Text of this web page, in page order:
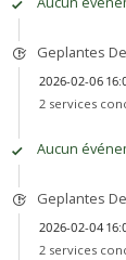
Geplantes
2026-02-06
2 services
Aucun
Geplantes
2026-02-04
2 services